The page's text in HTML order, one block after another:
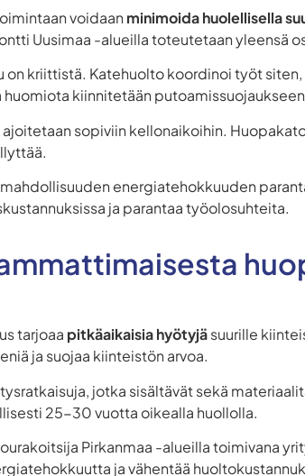
voidaan minimoida huolellisella
Uusimaa -alueilla toteutetaan yleensä
on kriittistä. Katehuolto koordinoi työt
kiinnitetään
sopiviin kellonaikoihin.
energiatehokkuuden
ja parantaa työolosuhteita.
tarjoaa pitkäaikaisia hyötyjäsuurille
ja suojaa kiinteistön arvoa.
jotka sisältävät sekä
25-30 vuotta oikealla huollolla.
Pirkanmaa -alueilla toimivana
ja vähentää